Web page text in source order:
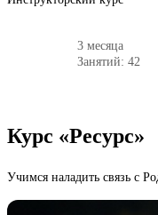
3 месяца
Занятий: 42
Курс «Ресурс»
Учимся наладить связь с